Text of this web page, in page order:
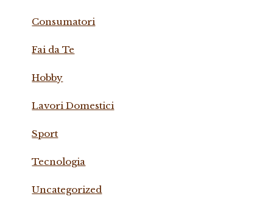
Consumatori
Fai da Te
Hobby
Lavori Domestici
Sport
Tecnologia
Uncategorized